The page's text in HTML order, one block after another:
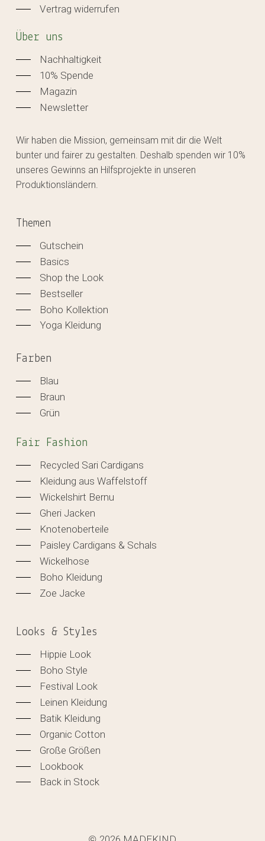
Vertrag widerrufen
Über uns
Nachhaltigkeit
10% Spende
Magazin
Newsletter
Wir haben die Mission, gemeinsam mit dir die Welt
bunter und fairer zu gestalten. Deshalb spenden wir 10%
unseres Gewinns an Hilfsprojekte in unseren
Produktionsländern.
Themen
Gutschein
Basics
Shop the Look
Bestseller
Boho Kollektion
Yoga Kleidung
Farben
Blau
Braun
Grün
Fair Fashion
Recycled Sari Cardigans
Kleidung aus Waffelstoff
Wickelshirt Bernu
Gheri Jacken
Knotenoberteile
Paisley Cardigans & Schals
Wickelhose
Boho Kleidung
Zoe Jacke
Looks & Styles
Hippie Look
Boho Style
Festival Look
Leinen Kleidung
Batik Kleidung
Organic Cotton
Große Größen
Lookbook
Back in Stock